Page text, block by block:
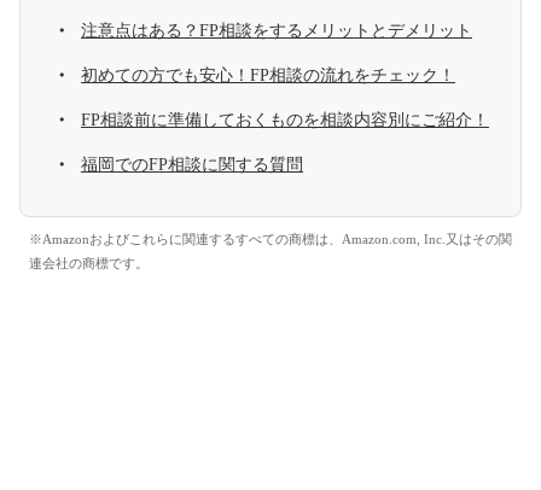
注意点はある？FP相談をするメリットとデメリット
初めての方でも安心！FP相談の流れをチェック！
FP相談前に準備しておくものを相談内容別にご紹介！
福岡でのFP相談に関する質問
※Amazonおよびこれらに関連するすべての商標は、Amazon.com, Inc.又はその関
連会社の商標です。